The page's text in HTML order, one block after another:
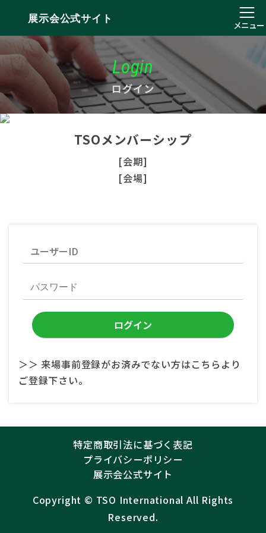
展示会公式サイト
メニュー
Login
ログイン
TSOメンバーシップ
[会期]
[会場]
＞＞ 来場事前登録がお済みでない方はこちらより
ご登録下さい。
特定商取引法に基づく表記
プライバシーポリシー
展示会公式サイト
Copyright ©︎ TSO International All Rights
Reserved.